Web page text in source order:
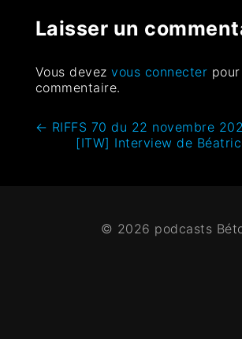
Laisser un
Vous devezvous connecter
commentaire.
← RIFFS 70 du 22 novembre
[ITW] Interview de
© 2026 podcasts